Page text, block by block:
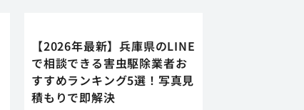
【2026年最新】兵庫県のLINE
で相談できる害虫駆除業者お
すすめランキング5選！写真見
積もりで即解決